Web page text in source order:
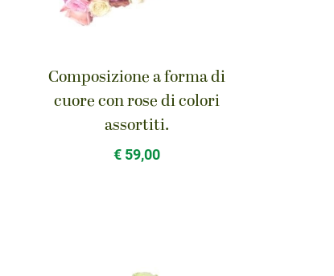
Composizione a forma di
cuore con rose di colori
assortiti.
€ 59,00